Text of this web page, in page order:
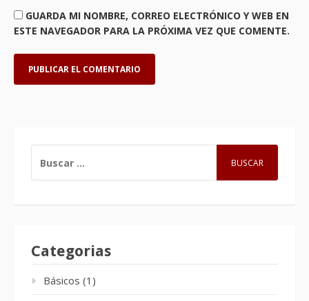
GUARDA MI NOMBRE, CORREO ELECTRÓNICO Y WEB EN
ESTE NAVEGADOR PARA LA PRÓXIMA VEZ QUE COMENTE.
Categorias
Básicos (1)